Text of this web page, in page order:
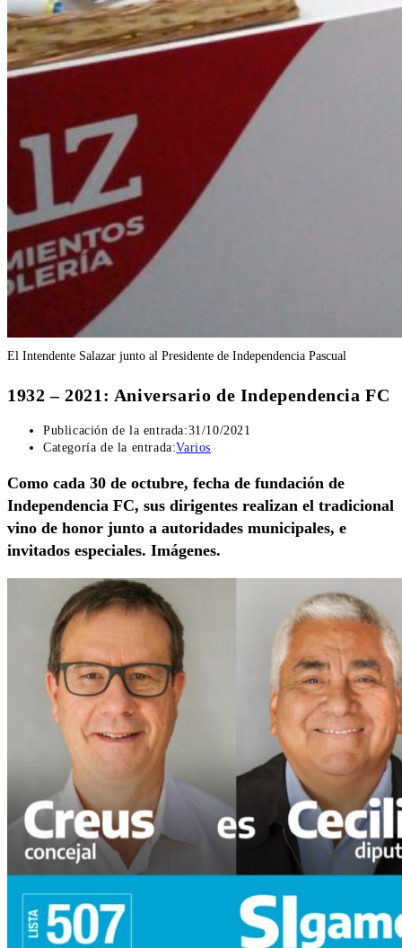
El Intendente Salazar junto al Presidente de Independencia Pascual
1932 – 2021: Aniversario de Independencia FC
Publicación de la entrada:31/10/2021
Categoría de la entrada:Varios
Como cada 30 de octubre, fecha de fundación de
Independencia FC, sus dirigentes realizan el tradicional
vino de honor junto a autoridades municipales, e
invitados especiales. Imágenes.